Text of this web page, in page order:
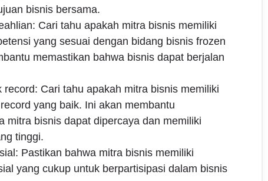
bisnis bersama.
Cari tahu apakah mitra bisnis memiliki
yang sesuai dengan bidang bisnis frozen
memastikan bahwa bisnis dapat berjalan
record: Cari tahu apakah mitra bisnis memiliki
yang baik. Ini akan membantu
mitra bisnis dapat dipercaya dan memiliki
tinggi.
Pastikan bahwa mitra bisnis memiliki
yang cukup untuk berpartisipasi dalam bisnis